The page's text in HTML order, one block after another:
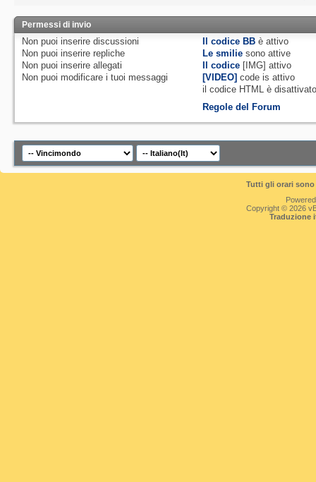
Permessi di invio
Non puoi inserire discussioni
Non puoi inserire repliche
Non puoi inserire allegati
Non puoi modificare i tuoi messaggi
Il codice BB èattivo
Le smilie sono attive
Il codice [IMG]attivo
[VIDEO] code isattivo
il codice HTML è
Regole del Forum
Tutti gli orari
Copyright © 2026
Traduzione